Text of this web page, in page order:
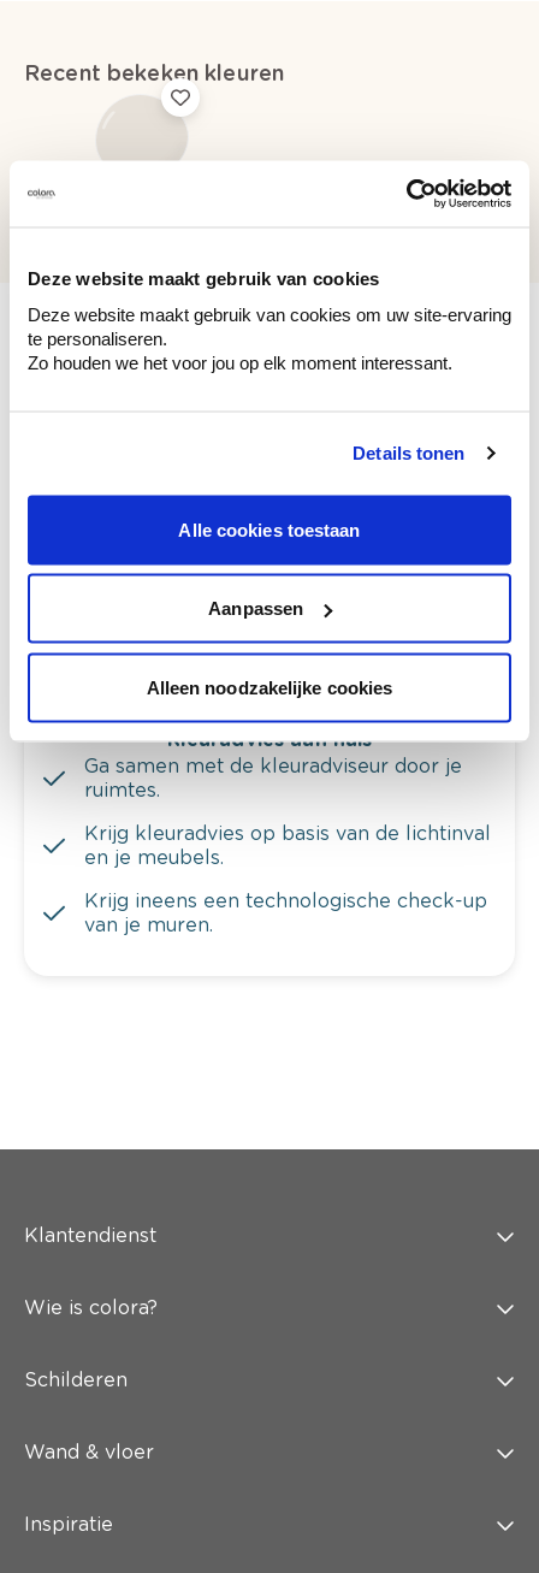
Deze website maakt gebruik van cookies
Deze website maakt gebruik van cookies om uw site-ervaring
te personaliseren.
Zo houden we het voor jou op elk moment interessant.
Details tonen
Alle cookies toestaan
Aanpassen
Alleen noodzakelijke cookies
Recent bekeken kleuren
te verfijnen.
Krijg persoonlijk advies om kleuren te
Kleuradvies aan huis
Ga samen met de kleuradviseur door je
ruimtes.
Krijg kleuradvies op basis van de lichtinval
en je meubels.
Krijg ineens een technologische check-up
van je muren.
Klantendienst
Wie is colora?
Schilderen
Wand & vloer
Inspiratie